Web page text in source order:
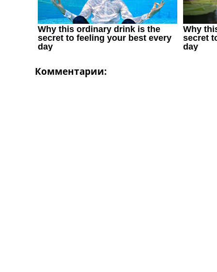
Комментарии: